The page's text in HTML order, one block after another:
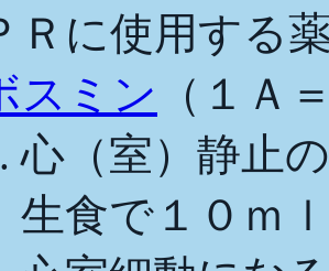
Ｒに使用する
スミン （１Ａ
心（室）静止
生食で１０ｍ